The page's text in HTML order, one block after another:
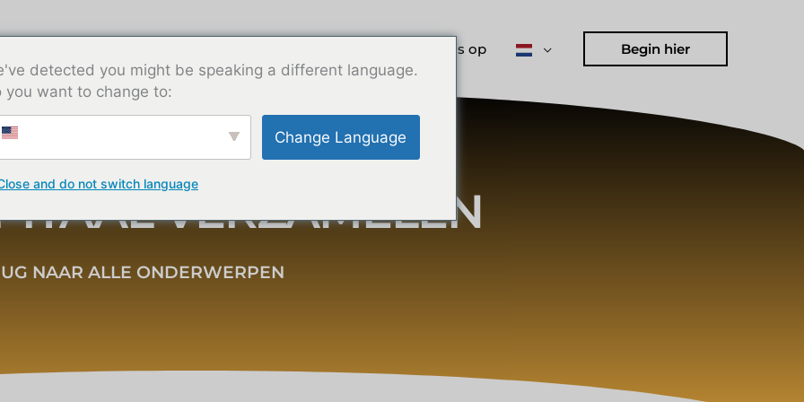
Neem contact met ons op Begin hier
VERZAMELEN
NAAR ALLE ONDERWERPEN
detected you might be speaking a different language.
you want to change to:
Change Language
and do not switch language